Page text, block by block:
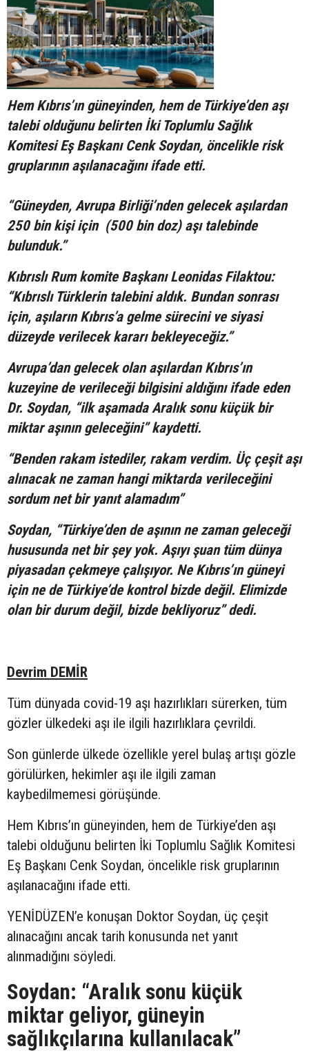
Hem Kıbrıs’ın güneyinden, hem de Türkiye’den aşı
talebi olduğunu belirten İki Toplumlu Sağlık
Komitesi Eş Başkanı Cenk Soydan, öncelikle risk
gruplarının aşılanacağını ifade etti.
“Güneyden, Avrupa Birliği’nden gelecek aşılardan
250 bin kişi için (500 bin doz) aşı talebinde
bulunduk.”
Kıbrıslı Rum komite Başkanı Leonidas Filaktou:
“Kıbrıslı Türklerin talebini aldık. Bundan sonrası
için, aşıların Kıbrıs’a gelme sürecini ve siyasi
düzeyde verilecek kararı bekleyeceğiz.”
Avrupa’dan gelecek olan aşılardan Kıbrıs’ın
kuzeyine de verileceği bilgisini aldığını ifade eden
Dr. Soydan, “ilk aşamada Aralık sonu küçük bir
miktar aşının geleceğini” kaydetti.
“Benden rakam istediler, rakam verdim. Üç çeşit aşı
alınacak ne zaman hangi miktarda verileceğini
sordum net bir yanıt alamadım”
Soydan, “Türkiye’den de aşının ne zaman geleceği
hususunda net bir şey yok. Aşıyı şuan tüm dünya
piyasadan çekmeye çalışıyor. Ne Kıbrıs’ın güneyi
için ne de Türkiye’de kontrol bizde değil. Elimizde
olan bir durum değil, bizde bekliyoruz” dedi.
Devrim DEMİR
Tüm dünyada covid-19 aşı hazırlıkları sürerken, tüm
gözler ülkedeki aşı ile ilgili hazırlıklara çevrildi.
Son günlerde ülkede özellikle yerel bulaş artışı gözle
görülürken, hekimler aşı ile ilgili zaman
kaybedilmemesi görüşünde.
Hem Kıbrıs’ın güneyinden, hem de Türkiye’den aşı
talebi olduğunu belirten İki Toplumlu Sağlık Komitesi
Eş Başkanı Cenk Soydan, öncelikle risk gruplarının
aşılanacağını ifade etti.
YENİDÜZEN’e konuşan Doktor Soydan, üç çeşit
alınacağını ancak tarih konusunda net yanıt
alınmadığını söyledi.
Soydan: “Aralık sonu küçük
miktar geliyor, güneyin
sağlıkçılarına kullanılacak”